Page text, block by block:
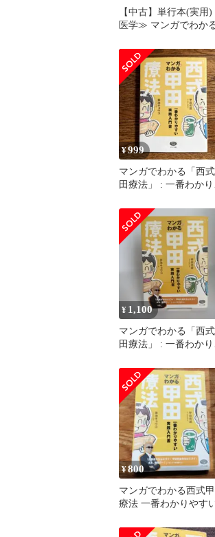
【中古】単行本(実
医学≫ マンガでわか
¥999
マンガでわかる「西
田療法」 : 一番わかり
¥ 1,100
マンガでわかる「西
田療法」 : 一番わかり
¥800
マンガでわかる西式甲
療法 一番わかりやすい